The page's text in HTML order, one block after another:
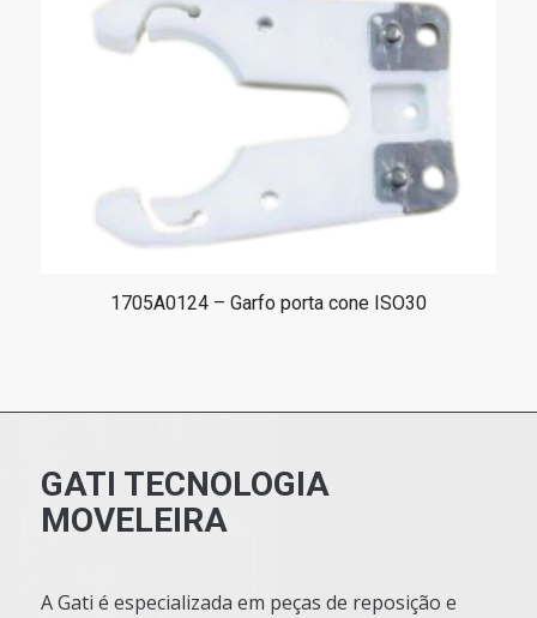
1705A0124 – Garfo porta cone ISO30
GATI TECNOLOGIA
MOVELEIRA
A Gati é especializada em peças de reposição e